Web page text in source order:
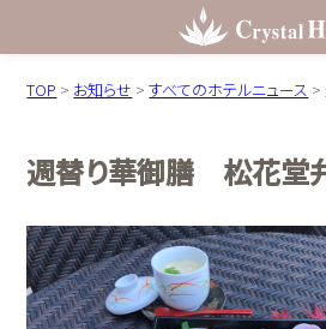
TOP > お知らせ >すべてのホテルニュース >
週替り華御膳 松花堂